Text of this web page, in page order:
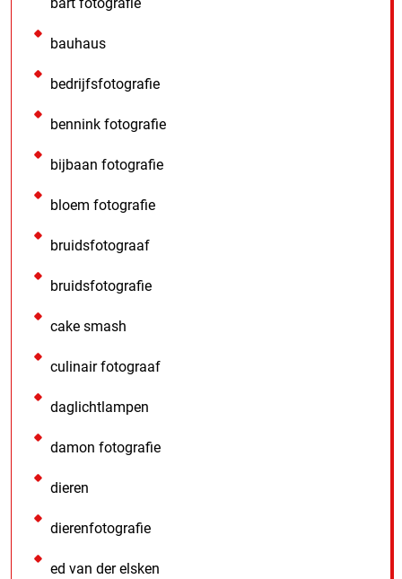
bauhaus
bedrijfsfotografie
bennink fotografie
bijbaan fotografie
bloem fotografie
bruidsfotograaf
bruidsfotografie
cake smash
culinair fotograaf
daglichtlampen
damon fotografie
dieren
dierenfotografie
ed van der elsken